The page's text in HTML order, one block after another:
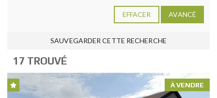
EFFACER AVANCÉ
SAUVEGARDER CETTE RECHERCHE
17 TROUVÉ
À VENDRE